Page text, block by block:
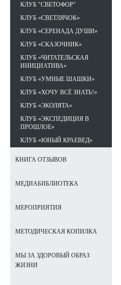
КЛУБ "СВЕТОФОР"
КЛУБ «СВЕТЛЯЧОК»
КЛУБ «СЕРЕНАДА ДУШИ»
КЛУБ «СКАЗОЧНИК»
КЛУБ «ЧИТАТЕЛЬСКАЯ
ИНИЦИАТИВА»
КЛУБ «УМНЫЕ ШАШКИ»
КЛУБ «ХОЧУ ВСЁ ЗНАТЬ!»
КЛУБ «ЭКОЛЯТА»
КЛУБ «ЭКСПЕДИЦИЯ В
ПРОШЛОЕ»
КЛУБ «ЮНЫЙ КРАЕВЕД»
КНИГА ОТЗЫВОВ
МЕДИАБИБЛИОТЕКА
МЕРОПРИЯТИЯ
МЕТОДИЧЕСКАЯ КОПИЛКА
МЫ ЗА ЗДОРОВЫЙ ОБРАЗ
ЖИЗНИ